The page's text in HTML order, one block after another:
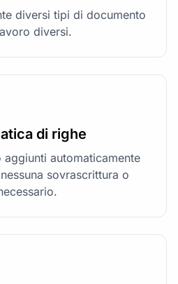
diversi tipi di documento
diversi.
di righe
automaticamente
sovrascrittura o